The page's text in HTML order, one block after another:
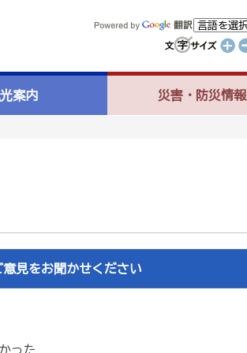
案内 災害・防災情報
見をお聞かせください
った